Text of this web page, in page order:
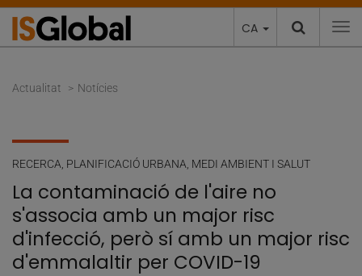
CA
Actualitat Notícies
RECERCA PLANIFICACIÓ URBANA, MEDI AMBIENT I SALUT
La contaminació de l'aire no
s'associa amb un major risc
d'infecció, però sí amb un major risc
d'emmalaltir per COVID-19